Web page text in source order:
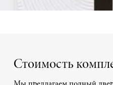
Стоимость